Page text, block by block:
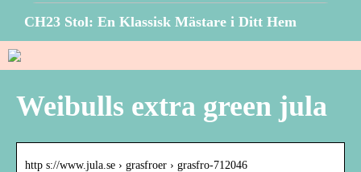
CH23 Stol: En Klassisk Mästare i Ditt Hem
Weibulls extra green jula
http s://www.jula.se › grasfroer › grasfro-712046